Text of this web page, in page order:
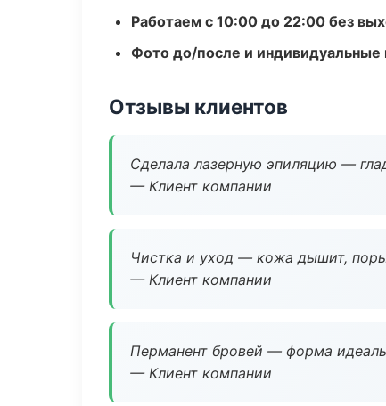
Работаем с 10:00 до 22:00 без
Фото до/после и
Отзывы клиентов
Сделала лазерную эпиляцию —
— Клиент компании
Чистка и уход — кожа дышит,
— Клиент компании
Перманент бровей — форма
— Клиент компании